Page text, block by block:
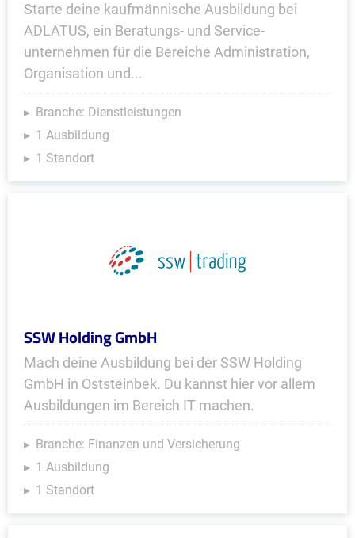
Starte deine kaufmännische Ausbildung bei
ADLATUS, ein Beratungs- und Service­
unternehmen für die Bereiche Administration,
Organisation und...
Branche: Dienstleistungen
1 Ausbildung
1 Standort
SSW Holding GmbH
Mach deine Ausbildung bei der SSW Holding
GmbH in Oststeinbek. Du kannst hier vor allem
Ausbildungen im Bereich IT machen.
Branche: Finanzen und Versicherung
1 Ausbildung
1 Standort